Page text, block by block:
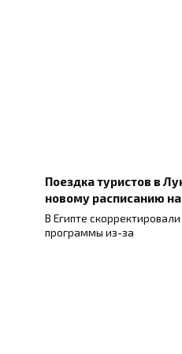
Поездка туристов в
новому расписанию
В Египте
программы из-за